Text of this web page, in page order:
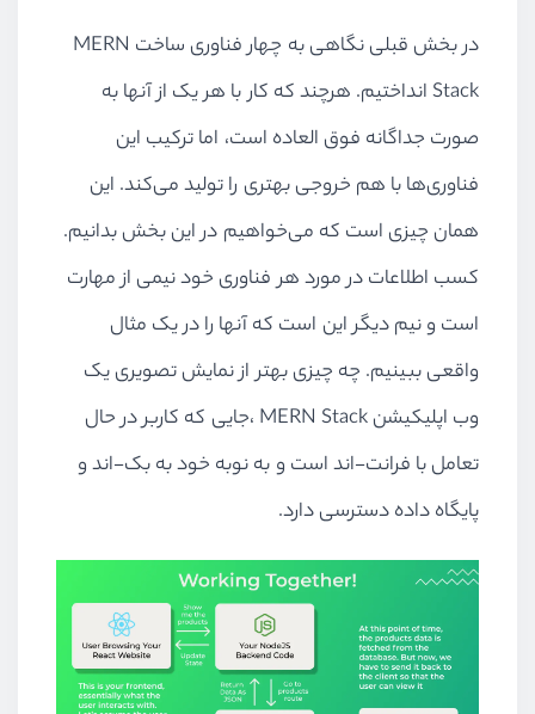
در بخش قبلی نگاهی به چهار فناوری ساخت MERN
Stackانداختیم. هرچند که کار با هر یک از آنها به
صورت جداگانه فوق العاده است، اما ترکیب این
فناوری‌ها با هم خروجی بهتری را تولید می‌کند. این
همان چیزی است که می‌خواهیم در این بخش بدانیم.
کسب اطلاعات در مورد هر فناوری خود نیمی از مهارت
است و نیم دیگر این است که آنها را در یک مثال
واقعی ببینیم. چه چیزی بهتر از نمایش تصویری یک
وب اپلیکیشنMERN Stack ،جایی که کاربر در حال
تعامل با فرانت-اند است و به نوبه خود به بک-اند و
پایگاه داده دسترسی دارد.